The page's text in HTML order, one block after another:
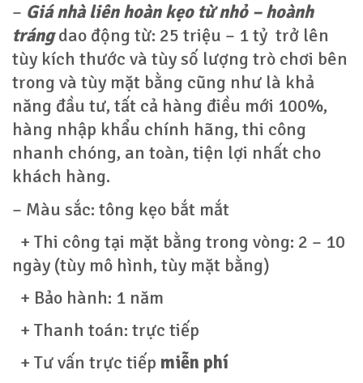
– Giá nhà liên hoàn kẹo từ nhỏ – hoành
trángdao động từ: 25 triệu – 1 tỷ trở lên
tùy kích thước và tùy số lượng trò chơi bên
trong và tùy mặt bằng cũng như là khả
năng đầu tư, tất cả hàng điều mới 100%,
hàng nhập khẩu chính hãng, thi công
nhanh chóng, an toàn, tiện lợi nhất cho
khách hàng.
– Màu sắc: tông kẹo bắt mắt
+ Thi công tại mặt bằng trong vòng: 2 – 10
ngày (tùy mô hình, tùy mặt bằng)
+ Bảo hành: 1 năm
+ Thanh toán: trực tiếp
+ Tư vấn trực tiếp miễn phí